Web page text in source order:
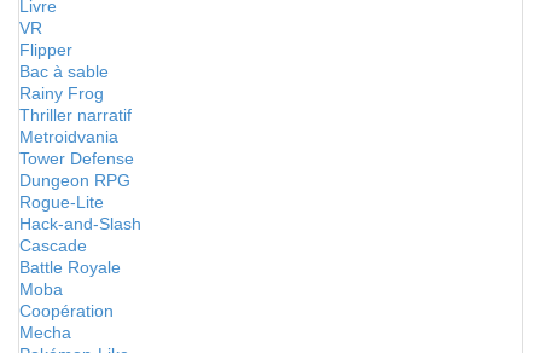
Livre
VR
Flipper
Bac à sable
Rainy Frog
Thriller narratif
Metroidvania
Tower Defense
Dungeon RPG
Rogue-Lite
Hack-and-Slash
Cascade
Battle Royale
Moba
Coopération
Mecha